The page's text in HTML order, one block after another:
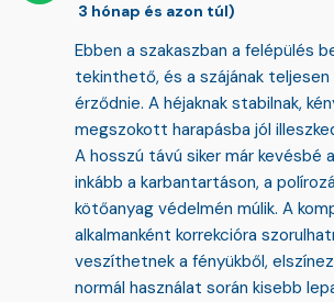
3 hónap és azon túl)
Ebben a szakaszban a felépülés
tekinthető, és a szájának teljesen
érződnie. A héjaknak stabilnak,
megszokott harapásba jól
A hosszú távú siker már kevésbé
inkább a karbantartáson, a
kötőanyag védelmén múlik. A
alkalmanként korrekcióra
veszíthetnek a fényükből,
normál használat során kisebb